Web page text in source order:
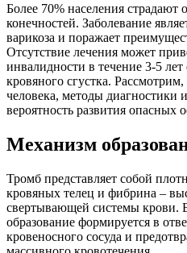
Более 70% населения страдают
конечностей. Заболевание
варикоза и поражает
Отсутствие лечения может
инвалидности в течение 3-5
кровяного сгустка.
человека, методы диагностики
вероятность развития опасных
Механизм
Тромб представляет собой
кровяных телец и фибрина –
свертывающей системы крови.
образование формируется в
кровеносного сосуда и